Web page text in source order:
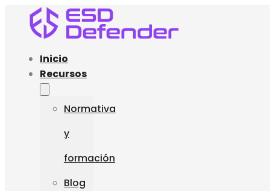
Inicio
Recursos
Normativa
y
formación
Blog